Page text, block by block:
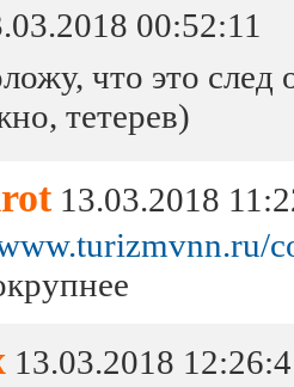
00:52:11
что это след
тетерев)
13.03.2018
13.03.2018